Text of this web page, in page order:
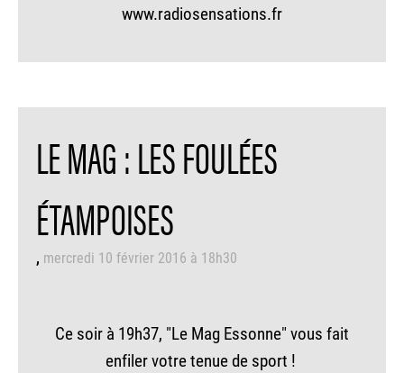
www.radiosensations.fr
LE MAG : LES FOULÉES
ÉTAMPOISES
mercredi 10 février 2016 à 18h30
Ce soir à 19h37, "Le Mag Essonne" vous fait
enfiler votre tenue de sport !